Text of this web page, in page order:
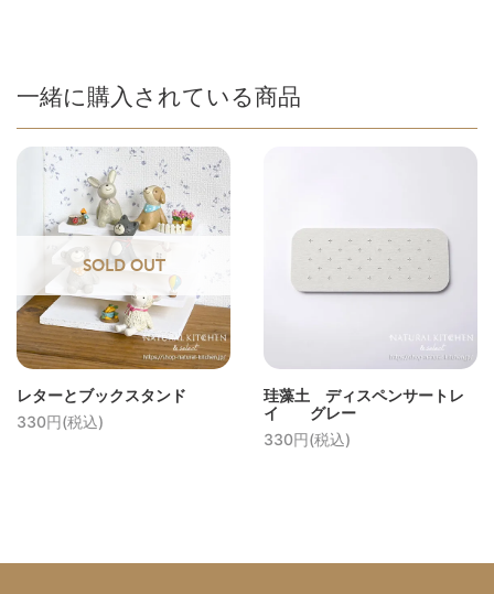
一緒に購入されている商品
SOLD OUT
レターとブックスタンド
330円(税込)
珪藻土 ディスペンサートレ
イ グレー
330円(税込)